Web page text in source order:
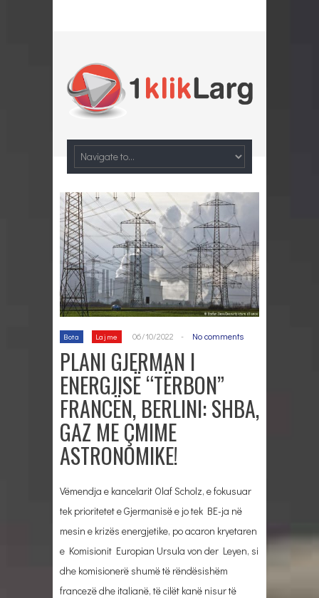
Bota Lajme 06/10/2022 - No comments
PLANI GJERMAN I
ENERGJISË “TËRBON”
FRANCËN, BERLINI: SHBA,
GAZ ME ÇMIME
ASTRONOMIKE!
Vëmendja e kancelarit Olaf Scholz, e fokusuar
tek prioritetet e Gjermanisë e jo tek BE-ja në
mesin e krizës energjetike, po acaron kryetaren
e Komisionit Europian Ursula von der Leyen, si
dhe komisionerë shumë të rëndësishëm
francezë dhe italianë, të cilët kanë nisur të